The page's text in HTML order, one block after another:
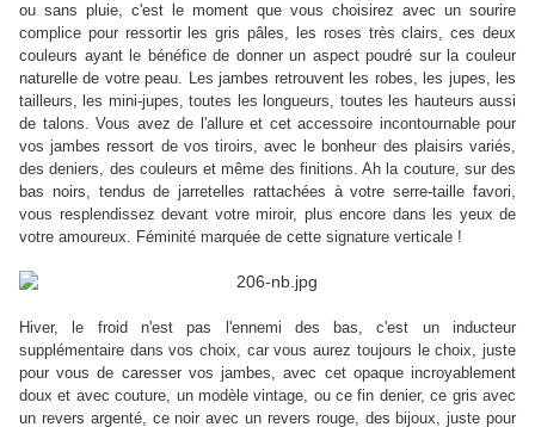
ou sans pluie, c'est le moment que vous choisirez avec un sourire
complice pour ressortir les gris pâles, les roses très clairs, ces deux
couleurs ayant le bénéfice de donner un aspect poudré sur la couleur
naturelle de votre peau. Les jambes retrouvent les robes, les jupes, les
tailleurs, les mini-jupes, toutes les longueurs, toutes les hauteurs aussi
de talons. Vous avez de l'allure et cet accessoire incontournable pour
vos jambes ressort de vos tiroirs, avec le bonheur des plaisirs variés,
des deniers, des couleurs et même des finitions. Ah la couture, sur des
bas noirs, tendus de jarretelles rattachées à votre serre-taille favori,
vous resplendissez devant votre miroir, plus encore dans les yeux de
votre amoureux. Féminité marquée de cette signature verticale !
Hiver, le froid n'est pas l'ennemi des bas, c'est un inducteur
supplémentaire dans vos choix, car vous aurez toujours le choix, juste
pour vous de caresser vos jambes, avec cet opaque incroyablement
doux et avec couture, un modèle vintage, ou ce fin denier, ce gris avec
un revers argenté, ce noir avec un revers rouge, des bijoux, juste pour